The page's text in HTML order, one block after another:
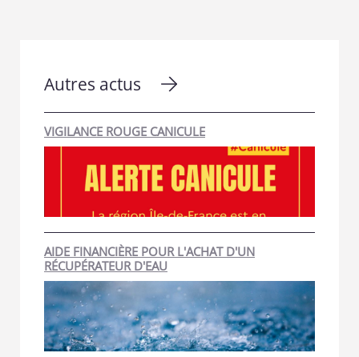
Autres actus
VIGILANCE ROUGE CANICULE
AIDE FINANCIÈRE POUR L'ACHAT D'UN
RÉCUPÉRATEUR D'EAU